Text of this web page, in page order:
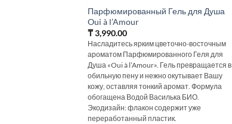
Парфюмированный Гель для Душа
Oui à l’Amour
₸3,990.00
Насладитесь ярким цветочно-восточным
ароматом Парфюмированного Геля для
Душа «Oui à l’Amour». Гель превращается в
обильную пену и нежно окутывает Вашу
кожу, оставляя тонкий аромат. Формула
обогащена Водой Василька БИО.
Экодизайн: флакон содержит уже
переработанный пластик.